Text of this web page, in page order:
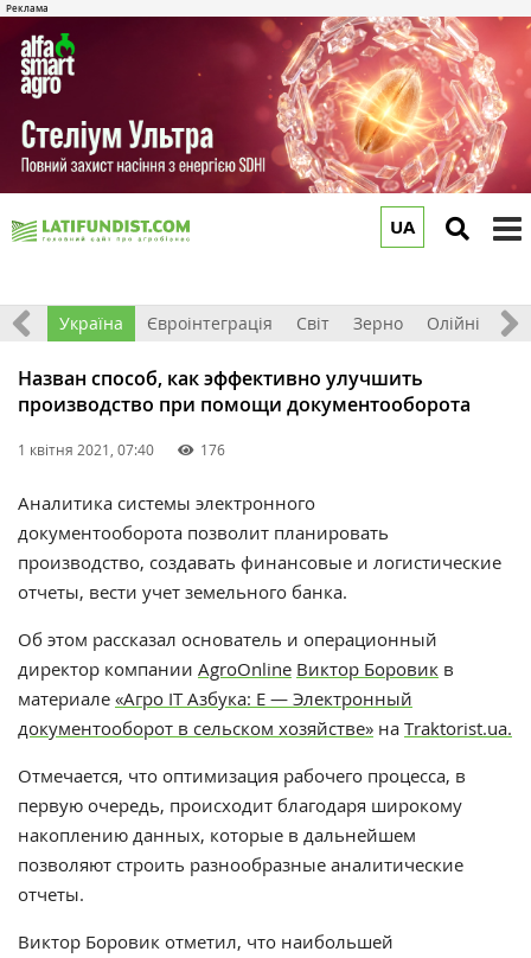
UA
Все Україна Євроінтеграція Світ Зерно Олійні
Назван способ, как эффективно улучшить
производство при помощи документооборота
1 квітня 2021, 07:40 176
Аналитика системы электронного
документооборота позволит планировать
производство, создавать финансовые и логистические
отчеты, вести учет земельного банка.
Об этом рассказал основатель и операционный
директор компании AgroOnline Виктор Боровик в
материале «Агро ІТ Азбука: Е — Электронный
документооборот в сельском хозяйстве» на Тraktorist.ua.
Отмечается, что оптимизация рабочего процесса, в
первую очередь, происходит благодаря широкому
накоплению данных, которые в дальнейшем
позволяют строить разнообразные аналитические
отчеты.
Виктор Боровик отметил, что наибольшей